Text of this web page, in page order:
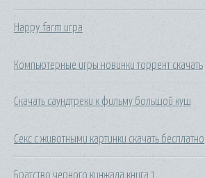
Happy farm игра
Компьютерные игры новинки торрент скачать
Скачать саундтреки к фильму большой куш
Секс с животными картинки скачать бесплатно
Братство черного кинжала книга 1